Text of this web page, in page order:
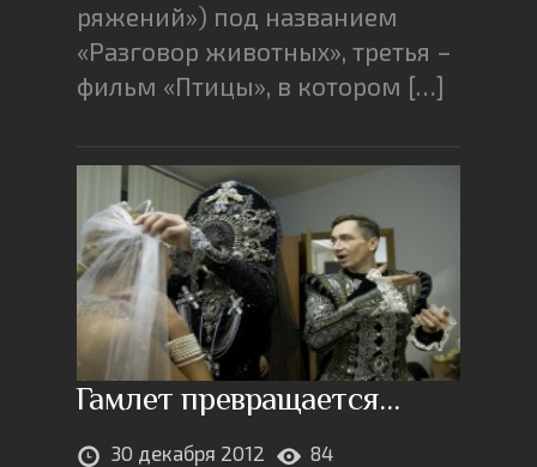
ряжений») под названием
«Разговор животных», третья –
фильм «Птицы», в котором […]
Гамлет превращается…
30 декабря 2012 84